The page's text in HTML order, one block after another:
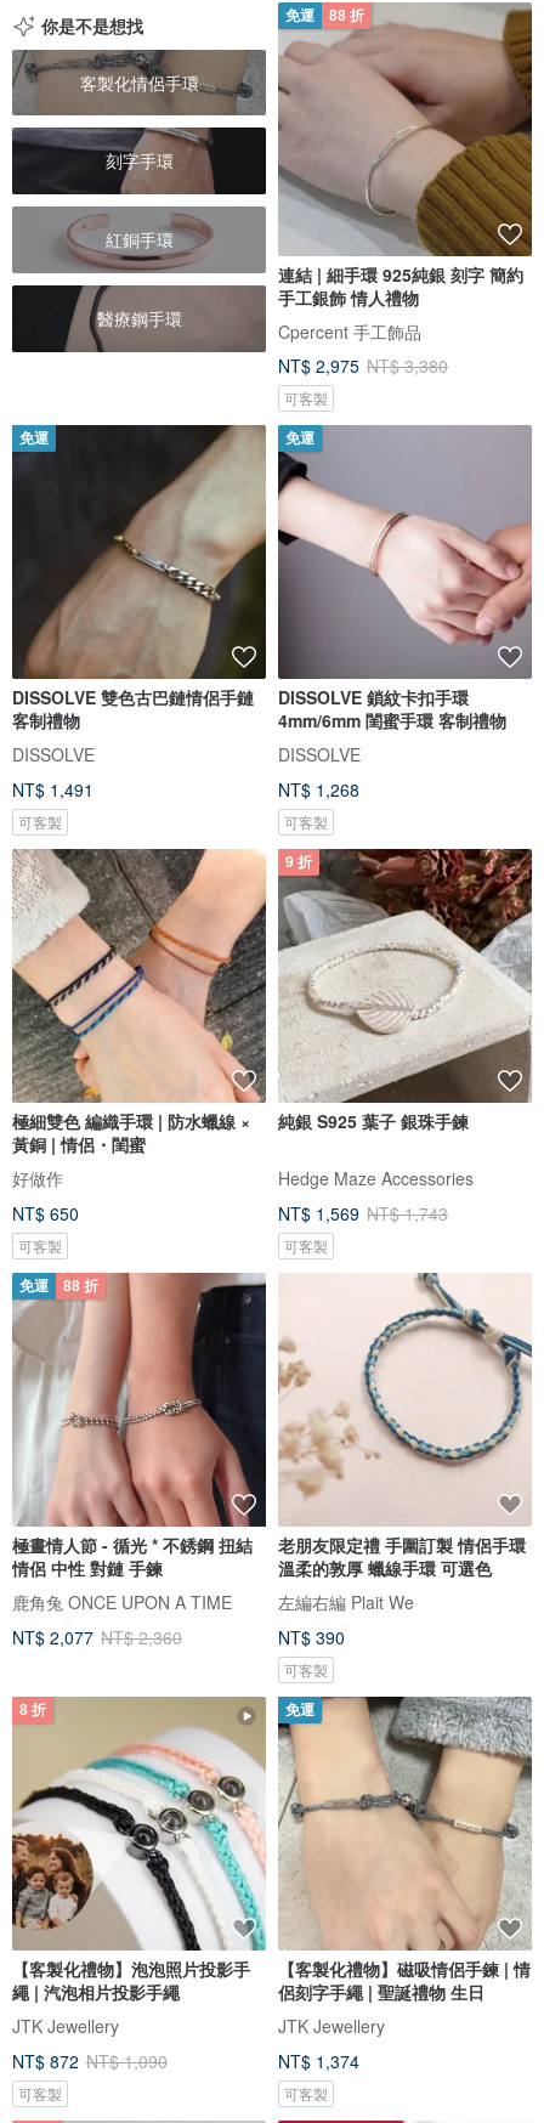
你是不是想找
客製化情侶手環
刻字手環
紅銅手環
醫療鋼手環
免運 88 折
連結 | 細手環 925純銀 刻字 簡約
手工銀飾 情人禮物
Cpercent 手工飾品
NT$ 2,975 NT$ 3,380
可客製
免運
DISSOLVE 雙色古巴鏈情侶手鏈
客制禮物
DISSOLVE
NT$ 1,491
可客製
免運
DISSOLVE 鎖紋卡扣手環
4mm/6mm 閨蜜手環 客制禮物
DISSOLVE
NT$ 1,268
可客製
極細雙色 編織手環 | 防水蠟線 ×
黃銅 | 情侶・閨蜜
好做作
NT$ 650
可客製
9 折
純銀 S925 葉子 銀珠手鍊
Hedge Maze Accessories
NT$ 1,569 NT$ 1,743
可客製
免運 88 折
極晝情人節 - 循光 * 不銹鋼 扭結
情侶 中性 對鏈 手鍊
鹿角兔 ONCE UPON A TIME
NT$ 2,077 NT$ 2,360
老朋友限定禮 手圍訂製 情侶手環
溫柔的敦厚 蠟線手環 可選色
左編右編 Plait We
NT$ 390
可客製
8 折
【客製化禮物】泡泡照片投影手
繩 | 汽泡相片投影手繩
JTK Jewellery
NT$ 872 NT$ 1,090
可客製
免運
【客製化禮物】磁吸情侶手鍊 | 情
侶刻字手繩 | 聖誕禮物 生日
JTK Jewellery
NT$ 1,374
可客製